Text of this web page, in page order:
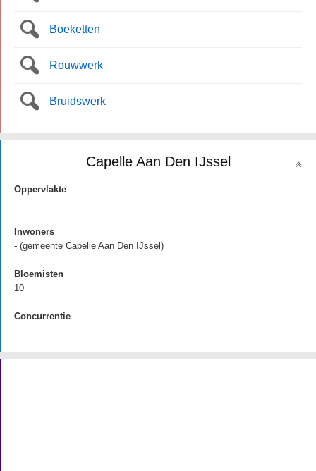
Boeketten
Rouwwerk
Bruidswerk
Capelle Aan Den IJssel
Oppervlakte
-
Inwoners
- (gemeente Capelle Aan Den IJssel)
Bloemisten
10
Concurrentie
-